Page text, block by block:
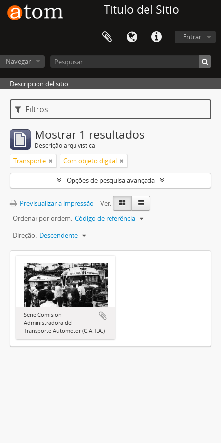
Titulo del Sitio
Entrar
Navegar
Descripcion del sitio
Filtros
Mostrar 1 resultados
Descrição arquivística
Transporte Com objeto digital
Opções de pesquisa avançada
Previsualizar a impressão
Ver:
Ordenar por ordem: Código de referência
Direção: Descendente
Serie Comisión
Administradora del
Transporte Automotor (C.A.T.A.)